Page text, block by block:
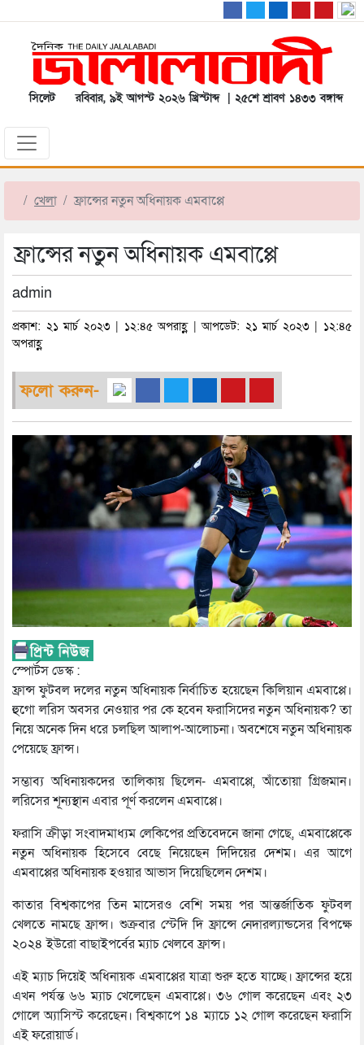
সিলেট রবিবার, ৯ই আগস্ট ২০২৬ খ্রিস্টাব্দ | ২৫শে শ্রাবণ ১৪৩৩ বঙ্গাব্দ
খেলা ফ্রান্সের নতুন অধিনায়ক এমবাপ্পে
ফ্রান্সের নতুন অধিনায়ক এমবাপ্পে
admin
প্রকাশ: ২১ মার্চ ২০২৩ | ১২:৪৫ অপরাহ্ণ | আপডেট: ২১ মার্চ ২০২৩ | ১২:৪৫
অপরাহ্ণ
ফলো করুন-
স্পোর্টস ডেস্ক :
ফ্রান্স ফুটবল দলের নতুন অধিনায়ক নির্বাচিত হয়েছেন কিলিয়ান এমবাপ্পে।
হুগো লরিস অবসর নেওয়ার পর কে হবেন ফরাসিদের নতুন অধিনায়ক? তা
নিয়ে অনেক দিন ধরে চলছিল আলাপ-আলোচনা। অবশেষে নতুন অধিনায়ক
পেয়েছে ফ্রান্স।
সম্ভাব্য অধিনায়কদের তালিকায় ছিলেন- এমবাপ্পে, আঁতোয়া গ্রিজমান।
লরিসের শূন্যস্থান এবার পূর্ণ করলেন এমবাপ্পে।
ফরাসি ক্রীড়া সংবাদমাধ্যম লেকিপের প্রতিবেদনে জানা গেছে, এমবাপ্পেকে
নতুন অধিনায়ক হিসেবে বেছে নিয়েছেন দিদিয়ের দেশম। এর আগে
এমবাপ্পের অধিনায়ক হওয়ার আভাস দিয়েছিলেন দেশম।
কাতার বিশ্বকাপের তিন মাসেরও বেশি সময় পর আন্তর্জাতিক ফুটবল
খেলতে নামছে ফ্রান্স। শুক্রবার স্টেদি দি ফ্রান্সে নেদারল্যান্ডসের বিপক্ষে
২০২৪ ইউরো বাছাইপর্বের ম্যাচ খেলবে ফ্রান্স।
এই ম্যাচ দিয়েই অধিনায়ক এমবাপ্পের যাত্রা শুরু হতে যাচ্ছে। ফ্রান্সের হয়ে
এখন পর্যন্ত ৬৬ ম্যাচ খেলেছেন এমবাপ্পে। ৩৬ গোল করেছেন এবং ২৩
গোলে অ্যাসিস্ট করেছেন। বিশ্বকাপে ১৪ ম্যাচে ১২ গোল করেছেন ফরাসি
এই ফরোয়ার্ড।